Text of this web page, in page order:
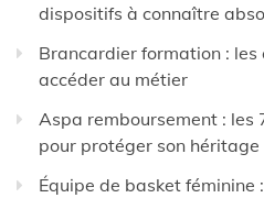
dispositifs à connaître
Brancardier formation :
accéder au métier
Aspa remboursement : les
pour protéger son héritage
Équipe de basket féminine